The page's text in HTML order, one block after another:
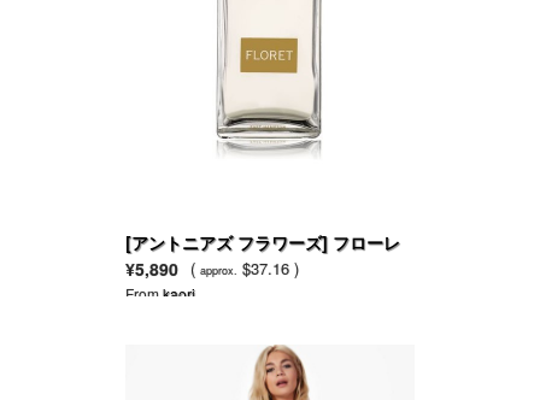
[アントニアズ フラワーズ] フローレ
オードトワレ
¥5,890 ( approx. $37.16 )
Fromkaori